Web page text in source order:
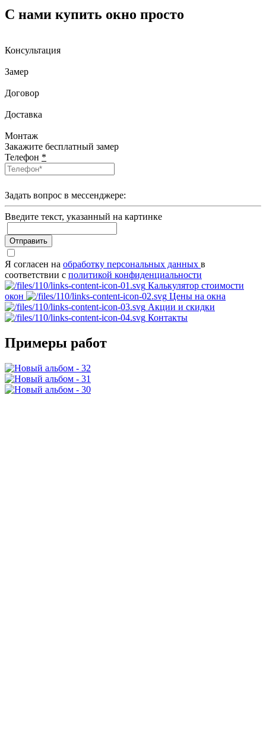
С нами купить окно просто
Консультация
Замер
Договор
Доставка
Монтаж
Закажите бесплатный замер
Телефон *
Задать вопрос в мессенджере:
Введите текcт, указанный на картинке
Отправить
Я согласен на обработку персональных данных в
соответствии с политикой конфиденциальности
Калькулятор стоимости
окон
Цены на окна
Акции и скидки
Контакты
Примеры работ